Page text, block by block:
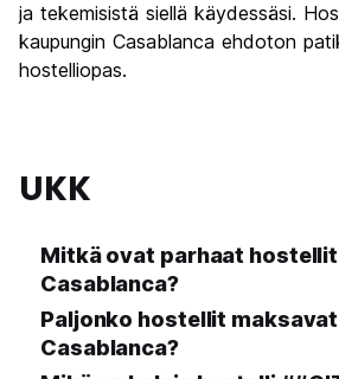
ja tekemisistä siellä käydessäsi.
kaupungin Casablanca ehdoton
hostelliopas.
UKK
Mitkä ovat parhaat hostellit
Casablanca?
Paljonko hostellit maksavat
Casablanca?